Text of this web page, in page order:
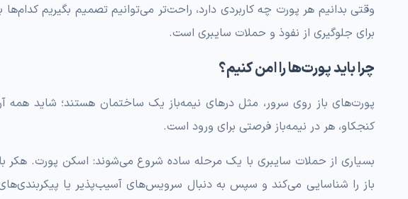
وقتی بدانیم هر پورت چه کاربردی دارد، راحت‌تر می‌توانیم تصمیم بگیریم کدام‌ها
برای جلوگیری از نفوذ و حملات سایبری است.
چرا باید پورت‌ها را امن کنیم؟
پورت‌های باز روی سرور، مثل درهای نیمه‌باز یک ساختمان هستند؛ شاید همه
کنجکاو، هر در نیمه‌باز فرصتی برای ورود است.
باز را شناسایی می‌کند و سپس به دنبال سرویس‌های آسیب‌پذیر یا